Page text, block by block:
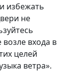
избежать
не
входа в
целей
ветра».